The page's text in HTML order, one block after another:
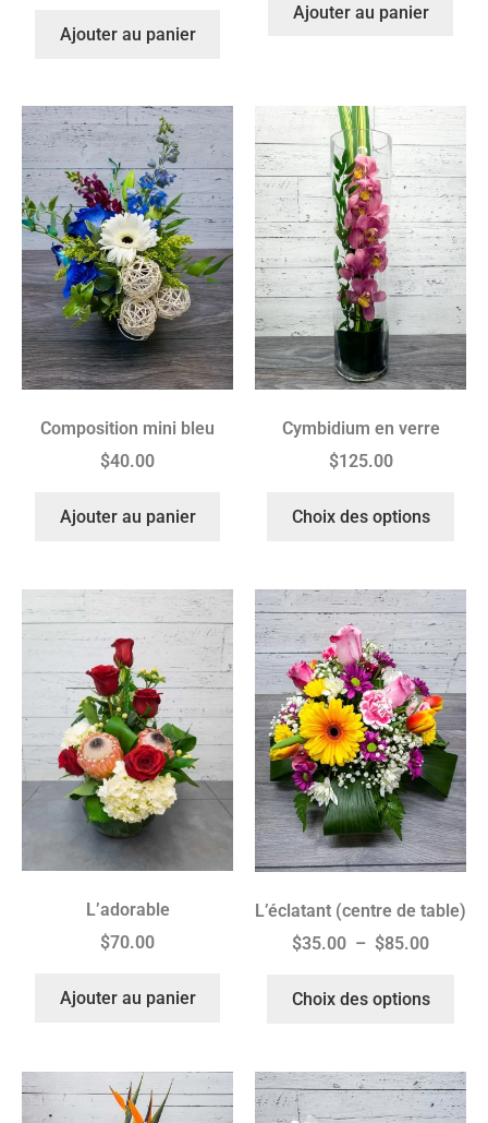
Ajouter au panier
Ajouter au panier
Composition mini bleu
$40.00
Ajouter au panier
Cymbidium en verre
$125.00
Choix des options
L’adorable
$70.00
Ajouter au panier
L’éclatant (centre de table)
$35.00 – $85.00
Choix des options